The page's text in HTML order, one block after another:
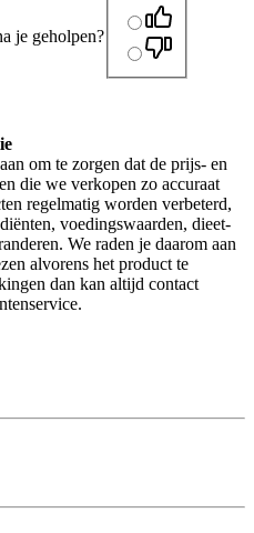
je geholpen?
om te zorgen dat de prijs- en
die we verkopen zo accuraat
regelmatig worden verbeterd,
voedingswaarden, dieet-
We raden je daarom aan
alvorens het product te
dan kan altijd contact